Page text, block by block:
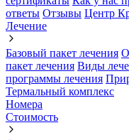
ответы Отзывы Центр
Лечение
Базовый пакет лечения
пакет лечения Виды
программы лечения
Термальный комплекс
Номера
Стоимость